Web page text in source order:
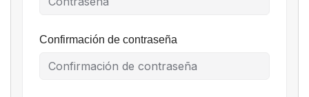
Confirmación de contraseña